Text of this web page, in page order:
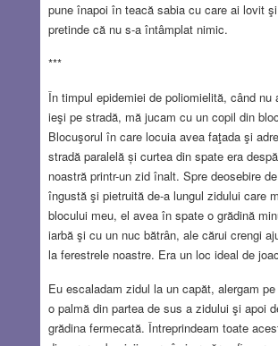
pune înapoi în teacă sabia cu care ai lovit
pretinde că nu s-a întâmplat nimic.
***
În timpul epidemiei de poliomielită, când nu
ieşi pe stradă, mă jucam cu un copil din
Blocuşorul în care locuia avea faţada şi
stradă paralelă și curtea din spate era
noastră printr-un zid înalt. Spre deosebire
îngustă şi pietruită de-a lungul zidului care
blocului meu, el avea în spate o grădină
iarbă şi cu un nuc bătrân, ale cărui crengi
la ferestrele noastre. Era un loc ideal de
Eu escaladam zidul la un capăt, alergam
o palmă din partea de sus a zidului şi apoi
grădina fermecată. Întreprindeam toate